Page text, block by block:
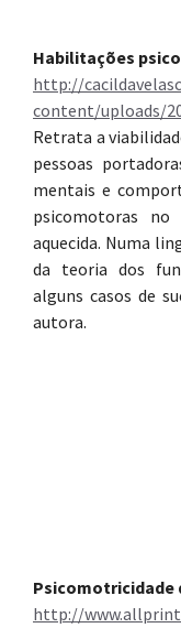
Habilitações
http://
content/uploads/
Retrata a
pessoas
mentais e
psicomotoras
aquecida. Numa
da teoria dos
alguns casos de
autora.
Psicomotricidade
http://